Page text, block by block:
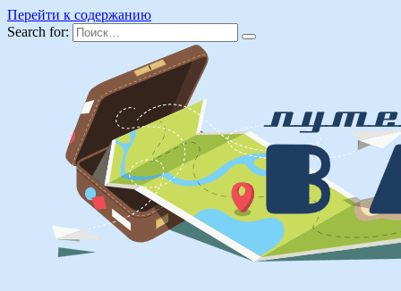
Перейти к содержанию
Search for: